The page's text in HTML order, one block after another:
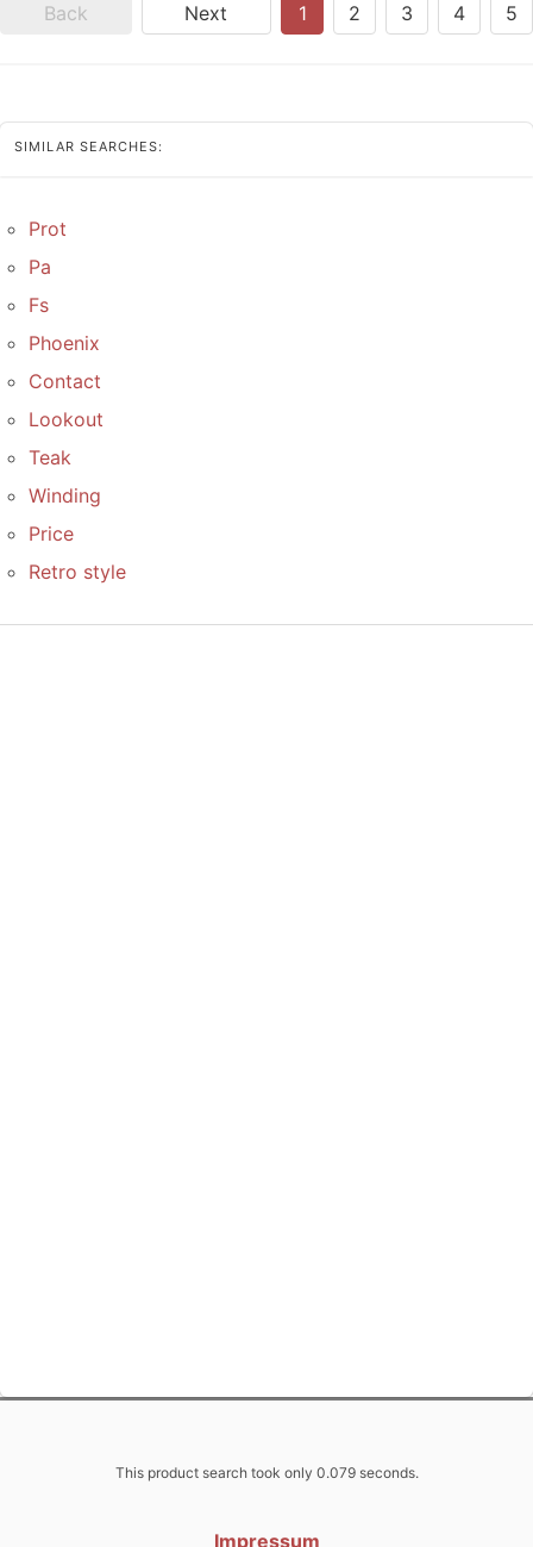
Back Next 1 2 3 4 5
SIMILAR SEARCHES:
Prot
Pa
Fs
Phoenix
Contact
Lookout
Teak
Winding
Price
Retro style
This product search took only 0.079 seconds.
Impressum